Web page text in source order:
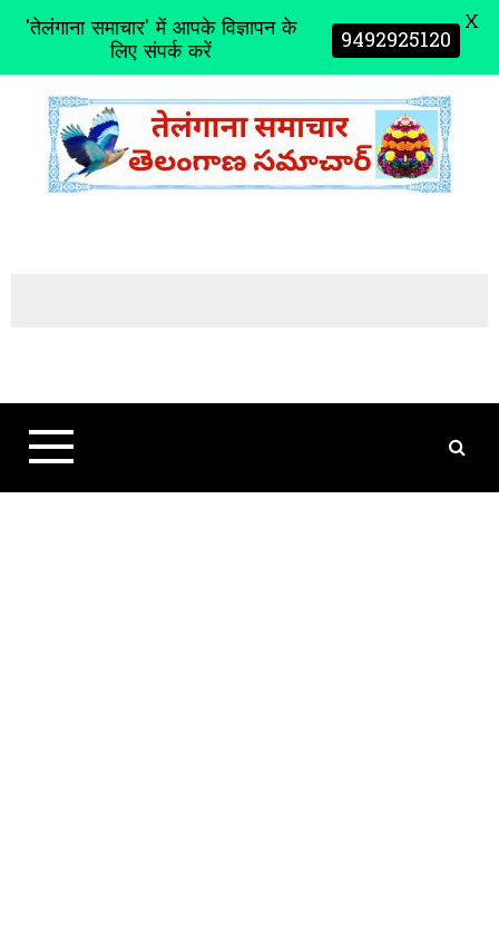
t
'तेलंगाना समाचार' में आपके विज्ञापन के
लिए संपर्क करें 9492925120 X